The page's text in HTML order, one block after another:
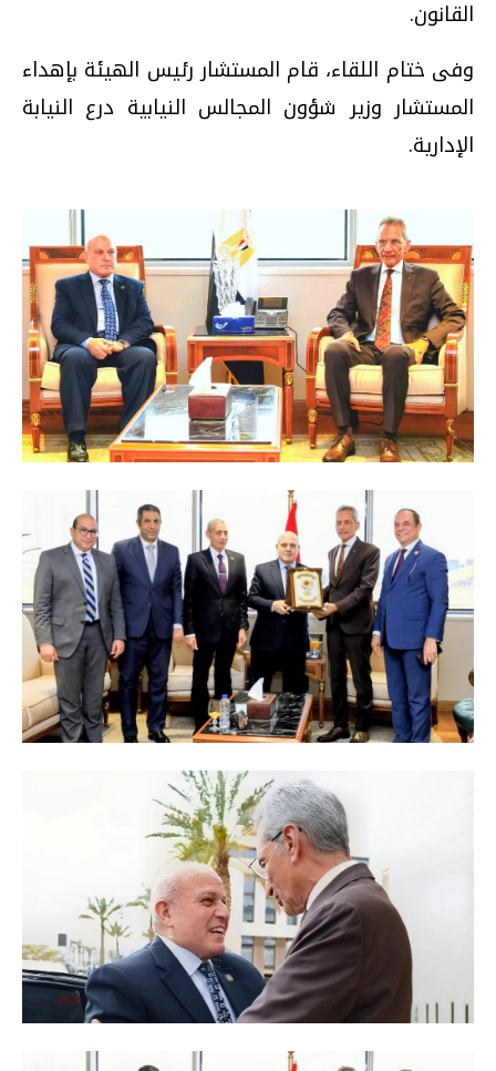
القانون.
وفى ختام اللقاء، قام المستشار رئيس الهيئة بإهداء
المستشار وزير شؤون المجالس النيابية درع النيابة
الإدارية.